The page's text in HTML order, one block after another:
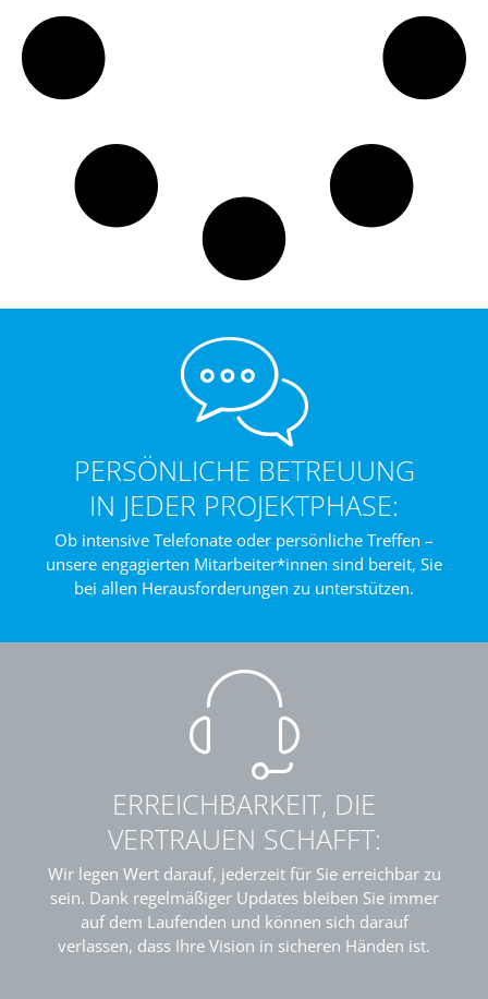
PERSÖNLICHE BETREUUNG
IN JEDER PROJEKTPHASE:
Ob intensive Telefonate oder persönliche Treffen –
unsere engagierten Mitarbeiter*innen sind bereit, Sie
bei allen Herausforderungen zu unterstützen.
ERREICHBARKEIT, DIE
VERTRAUEN SCHAFFT:
Wir legen Wert darauf, jederzeit für Sie erreichbar zu
sein. Dank regelmäßiger Updates bleiben Sie immer
auf dem Laufenden und können sich darauf
verlassen, dass Ihre Vision in sicheren Händen ist.